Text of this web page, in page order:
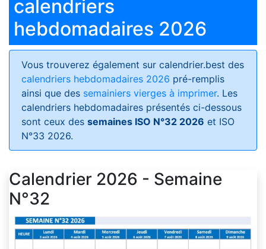
calendriers
hebdomadaires 2026
Vous trouverez également sur calendrier.best des
calendriers hebdomadaires 2026 pré-remplis
ainsi que des semainiers vierges à imprimer. Les
calendriers hebdomadaires présentés ci-dessous
sont ceux des semaines ISO N°32 2026 et ISO
N°33 2026.
Calendrier 2026 - Semaine
N°32